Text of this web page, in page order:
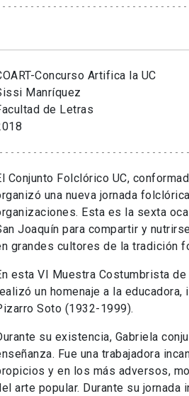
Concurso Artifica la UC
Manríquez
de Letras
Conjunto Folclórico UC,
una nueva jornada
Esta es la sexta
Joaquín para compartir y
grandes cultores de la tradición
esta VI Muestra Costumbrista
un homenaje a la
Soto (1932-1999).
su existencia, Gabriela
Fue una trabajadora
y en los más adversos,
arte popular. Durante su